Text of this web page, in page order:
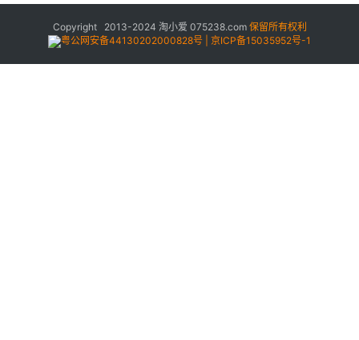
Copyright 2013-2024 淘小爱 075238.com 保留所有权利
粤公网安备44130202000828号 | 京ICP备15035952号-1